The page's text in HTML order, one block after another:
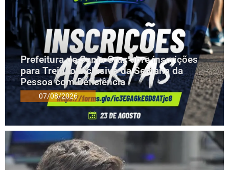
Prefeitura de Santa Cruz abre inscrições
para Treinão Inclusivo da Semana da
Pessoa com Deficiência
07/08/2026